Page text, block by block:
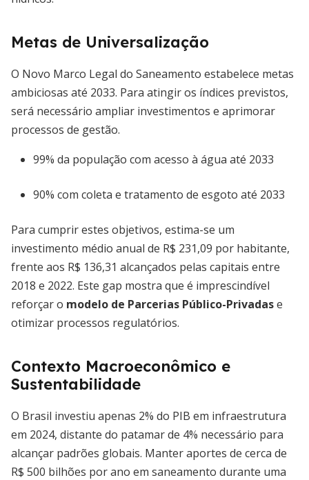
Metas de Universalização
O Novo Marco Legal do Saneamento estabelece metas
ambiciosas até 2033. Para atingir os índices previstos,
será necessário ampliar investimentos e aprimorar
processos de gestão.
99% da população com acesso à água até 2033
90% com coleta e tratamento de esgoto até 2033
Para cumprir estes objetivos, estima-se um
investimento médio anual de R$ 231,09 por habitante,
frente aos R$ 136,31 alcançados pelas capitais entre
2018 e 2022. Este gap mostra que é imprescindível
reforçar o modelo de Parcerias Público-Privadase
otimizar processos regulatórios.
Contexto Macroeconômico e
Sustentabilidade
O Brasil investiu apenas 2% do PIB em infraestrutura
em 2024, distante do patamar de 4% necessário para
alcançar padrões globais. Manter aportes de cerca de
R$ 500 bilhões por ano em saneamento durante uma